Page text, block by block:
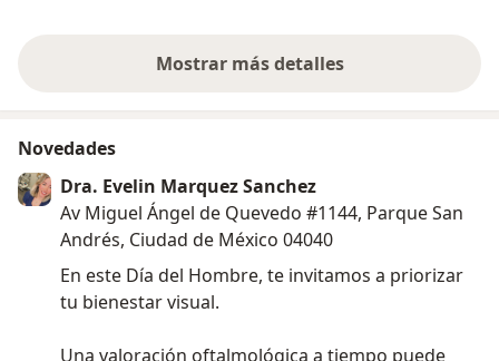
Mostrar más detalles
sobre la experiencia
Novedades
Dra. Evelin Marquez Sanchez
Av Miguel Ángel de Quevedo #1144, Parque San
Andrés, Ciudad de México 04040
En este Día del Hombre, te invitamos a priorizar
tu bienestar visual.
Una valoración oftalmológica a tiempo puede